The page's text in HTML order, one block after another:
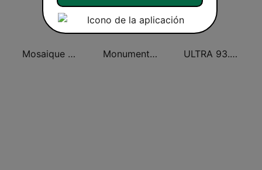
Mosaique FM (موزاييك إف إم) Monumental 100.3 FM ULTRA 93.7 FM